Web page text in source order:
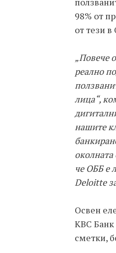
98% от
от тези
„Повече
реално
лица“,
нашите
околната
че ОББ е
Deloitte
Освен
КВС Банк
сметки,